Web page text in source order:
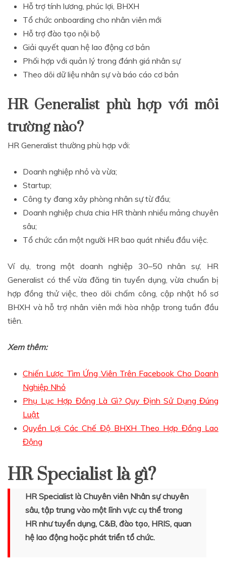
Hỗ trợ tính lương, phúc lợi, BHXH
Tổ chức onboarding cho nhân viên mới
Hỗ trợ đào tạo nội bộ
Giải quyết quan hệ lao động cơ bản
Phối hợp với quản lý trong đánh giá nhân sự
Theo dõi dữ liệu nhân sự và báo cáo cơ bản
HR Generalist phù hợp với môi
trường nào?
HR Generalist thường phù hợp với:
Doanh nghiệp nhỏ và vừa;
Startup;
Công ty đang xây phòng nhân sự từ đầu;
Doanh nghiệp chưa chia HR thành nhiều mảng chuyên
sâu;
Tổ chức cần một người HR bao quát nhiều đầu việc.
Ví dụ, trong một doanh nghiệp 30–50 nhân sự, HR
Generalist có thể vừa đăng tin tuyển dụng, vừa chuẩn bị
hợp đồng thử việc, theo dõi chấm công, cập nhật hồ sơ
BHXH và hỗ trợ nhân viên mới hòa nhập trong tuần đầu
tiên.
Xem thêm:
Chiến Lược Tìm Ứng Viên Trên Facebook Cho Doanh
Nghiệp Nhỏ
Phụ Lục Hợp Đồng Là Gì? Quy Định Sử Dụng Đúng
Luật
Quyền Lợi Các Chế Độ BHXH Theo Hợp Đồng Lao
Động
HR Specialist là gì?
HR Specialist là Chuyên viên Nhân sự chuyên
sâu, tập trung vào một lĩnh vực cụ thể trong
HR như tuyển dụng, C&B, đào tạo, HRIS, quan
hệ lao động hoặc phát triển tổ chức.